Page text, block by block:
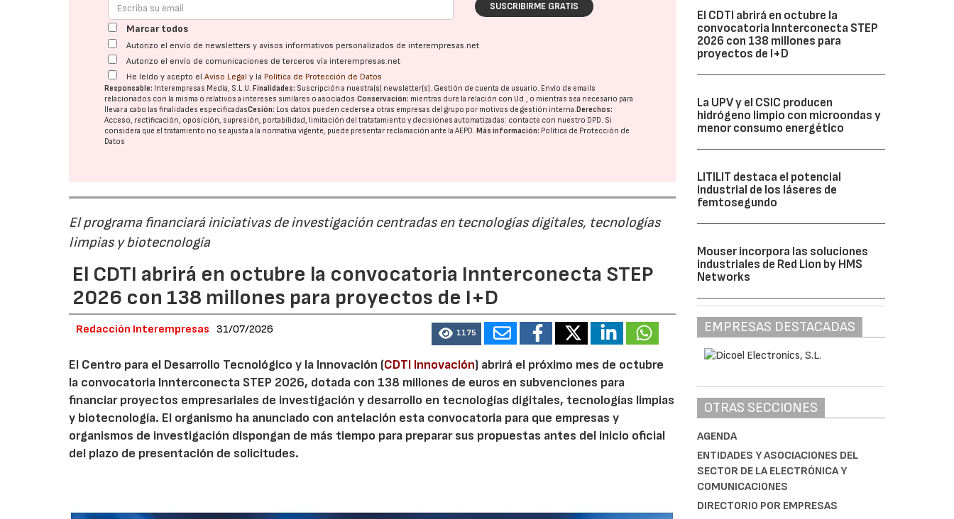
SUSCRIBIRME GRATIS
Marcar todos
Autorizo el envío de newsletters y avisos informativos personalizados de interempresas.net
Autorizo el envío de comunicaciones de terceros vía interempresas.net
He leído y acepto elAviso Legal y la Política de Protección de Datos
Responsable: Interempresas Media, S.L.U.Finalidades: Suscripción a nuestra(s) newsletter(s). Gestión de cuenta de usuario. Envío de emails
relacionados con la misma o relativos a intereses similares o asociados.Conservación: mientras dure la relación con Ud., o mientras sea necesario para
llevar a cabo las finalidades especificadasCesión: Los datos pueden cederse a otras empresas del grupo por motivos de gestión interna.Derechos:
Acceso, rectificación, oposición, supresión, portabilidad, limitación del tratatamiento y decisiones automatizadas: contacte con nuestro DPD. Si
considera que el tratamiento no se ajusta a la normativa vigente, puede presentar reclamación ante laAEPD.Más información: Política de Protección de
Datos
El programa financiará iniciativas de investigación centradas en tecnologías digitales, tecnologías
limpias y biotecnología
El CDTI abrirá en octubre la convocatoria Innterconecta STEP
2026 con 138 millones para proyectos de I+D
Redacción Interempresas 31/07/2026 1175
El Centro para el Desarrollo Tecnológico y la Innovación (CDTI Innovación) abrirá el próximo mes de octubre
la convocatoria Innterconecta STEP 2026, dotada con 138 millones de euros en subvenciones para
financiar proyectos empresariales de investigación y desarrollo en tecnologías digitales, tecnologías limpias
y biotecnología. El organismo ha anunciado con antelación esta convocatoria para que empresas y
organismos de investigación dispongan de más tiempo para preparar sus propuestas antes del inicio oficial
del plazo de presentación de solicitudes.
El CDTI abrirá en octubre la
convocatoria Innterconecta STEP
2026 con 138 millones para
proyectos de I+D
La UPV y el CSIC producen
hidrógeno limpio con microondas y
menor consumo energético
LITILIT destaca el potencial
industrial de los láseres de
femtosegundo
Mouser incorpora las soluciones
industriales de Red Lion by HMS
Networks
EMPRESAS DESTACADAS
OTRAS SECCIONES
AGENDA
ENTIDADES Y ASOCIACIONES DEL
SECTOR DE LA ELECTRÓNICA Y
COMUNICACIONES
DIRECTORIO POR EMPRESAS